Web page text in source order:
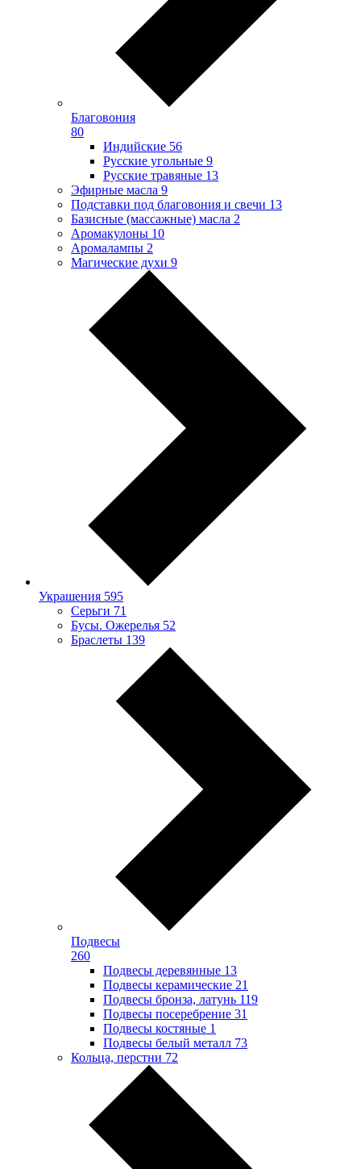
Благовония
80
Индийские 56
Русские угольные 9
Русские травяные 13
Эфирные масла 9
Подставки под благовония и свечи 13
Базисные (массажные) масла 2
Аромакулоны 10
Аромалампы 2
Магические духи 9
Украшения 595
Серьги 71
Бусы. Ожерелья 52
Браслеты 139
Подвесы
260
Подвесы деревянные 13
Подвесы керамические 21
Подвесы бронза, латунь 119
Подвесы посеребрение 31
Подвесы костяные 1
Подвесы белый металл 73
Кольца, перстни 72